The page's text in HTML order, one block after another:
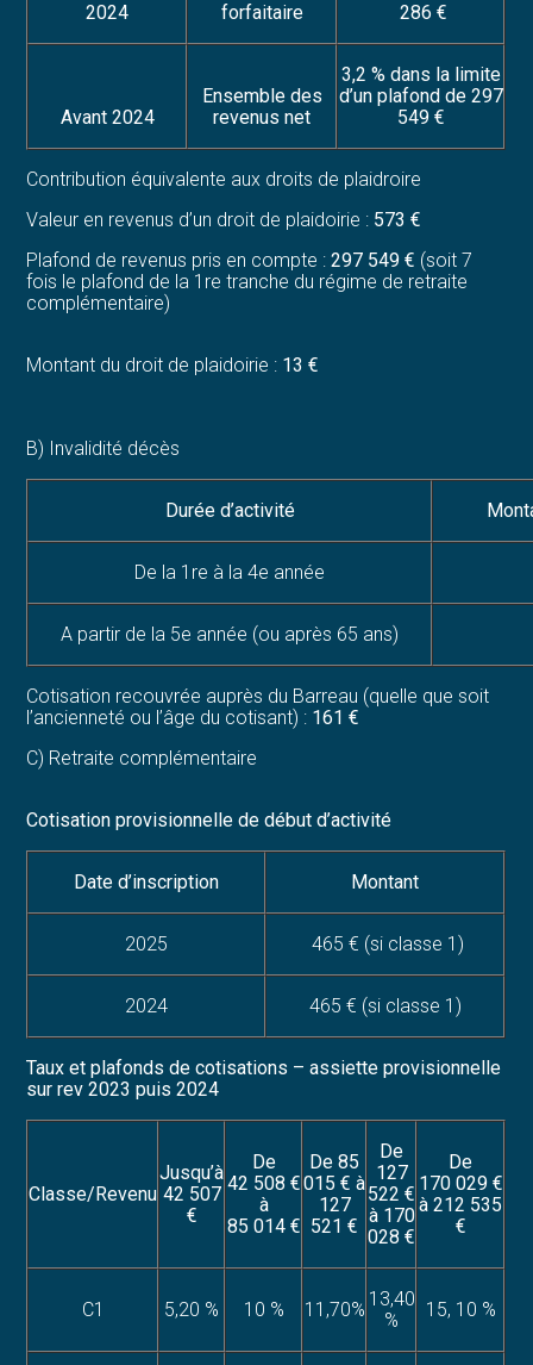
2024
forfaitaire
286 €
Avant 2024
Ensemble des
revenus net
3,2 % dans la limite
d’un plafond de 297
549 €
Contribution équivalente aux droits de plaidroire
Valeur en revenus d’un droit de plaidoirie : 573 €
Plafond de revenus pris en compte :297 549 € (soit 7
fois le plafond de la 1re tranche du régime de retraite
complémentaire)
Montant du droit de plaidoirie : 13 €
B) Invalidité décès
Durée d’activité
De la 1re à la 4e année
A partir de la 5e année (ou après 65 ans)
Cotisation recouvrée auprès du Barreau (quelle que soit
l’ancienneté ou l’âge du cotisant) : 161 €
C) Retraite complémentaire
Cotisation provisionnelle de début d’activité
Date d’inscription Montant
2025 465 € (si classe 1)
2024 465 € (si classe 1)
Taux et plafonds de cotisations – assiette provisionnelle
sur rev 2023 puis 2024
Classe/Revenu
Jusqu’à
42 507
€
De
42 508 €
à
85 014 €
De 85
015 € à
127
521 €
De
127
522 €
à 170
028 €
De
170 029 €
à 212 535
€
C1 5,20 % 10 % 11,70% 13,40
%
15, 10 %